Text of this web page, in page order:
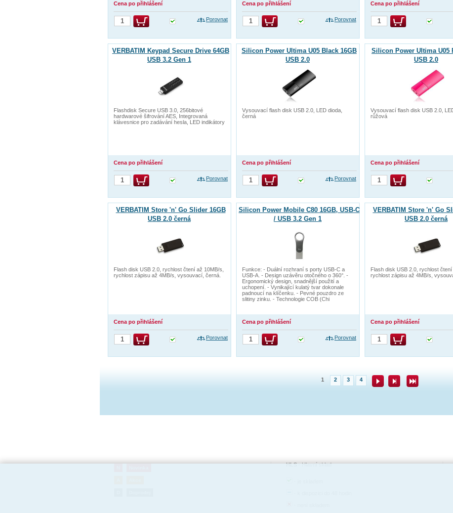
Cena po přihlášení
Porovnat
Cena po přihlášení
Porovnat
Cena po přihlášení
VERBATIM Keypad Secure Drive 64GB
USB 3.2 Gen 1
Flashdisk Secure USB 3.0, 256bitové
hardwarové šifrování AES, Integrovaná
klávesnice pro zadávání hesla, LED indikátory
Cena po přihlášení
Porovnat
Silicon Power Ultima U05 Black 16GB
USB 2.0
Vysouvací flash disk USB 2.0, LED dioda,
černá
Cena po přihlášení
Porovnat
Silicon Power Ultima U05
USB 2.0
Vysouvací flash disk USB 2.0,
růžová
Cena po přihlášení
VERBATIM Store 'n' Go Slider 16GB
USB 2.0 černá
Flash disk USB 2.0, rychlost čtení až 10MB/s,
rychlost zápisu až 4MB/s, vysouvací, černá.
Cena po přihlášení
Porovnat
Silicon Power Mobile C80 16GB, USB-C
/ USB 3.2 Gen 1
Funkce: - Duální rozhraní s porty USB-C a
USB-A. - Design uzávěru otočného o 360°. -
Ergonomický design, snadnější použití a
uchopení. - Vynikající kulatý tvar dokonale
padnoucí na klíčenku. - Pevné pouzdro ze
slitiny zinku. - Technologie COB (Chi
Cena po přihlášení
Porovnat
VERBATIM Store 'n' Go
USB 2.0 černá
Flash disk USB 2.0, rychlost čtení
rychlost zápisu až 4MB/s,
Cena po přihlášení
1 2 3 4
HLS-Hlavní sklad